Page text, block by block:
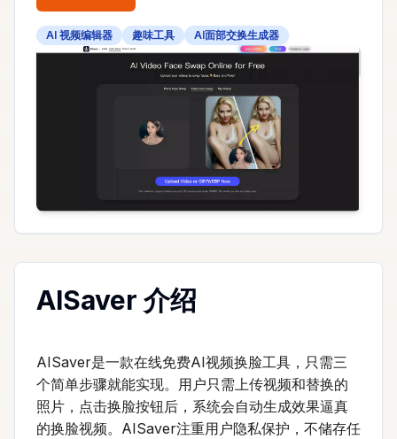
AI 视频编辑器 趣味工具 AI面部交换生成器
AISaver 介绍
AISaver是一款在线免费AI视频换脸工具，只需三
个简单步骤就能实现。用户只需上传视频和替换的
照片，点击换脸按钮后，系统会自动生成效果逼真
的换脸视频。AISaver注重用户隐私保护，不储存任